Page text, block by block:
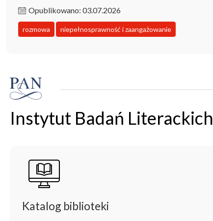
Opublikowano: 03.07.2026
rozmowa niepełnosprawność i zaangażowanie
Instytut Badań Literackich
Katalog biblioteki